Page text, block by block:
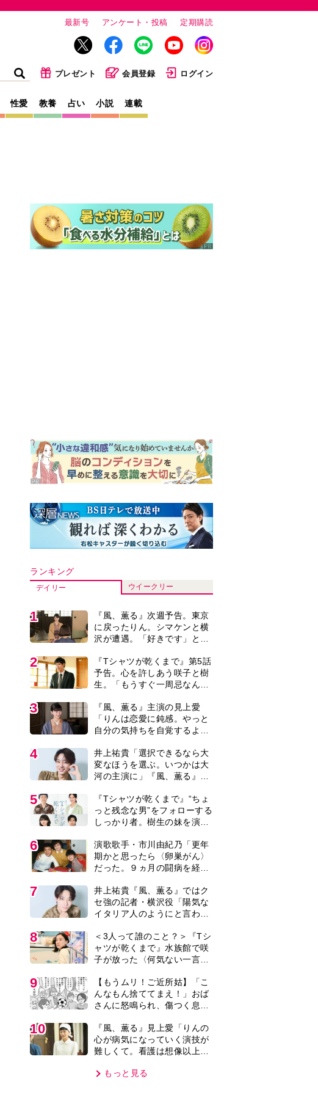
最新号 アンケート・投稿 定期購読
プレゼント 会員登録 ログイン
性愛 教養 占い 小説 連載
ランキング
デイリー ウイークリー
1
『風、薫る』次週予告。東京
に戻ったりん。シマケンと横
沢が遭遇。「好きです」と告
2
『Tシャツが乾くまで』第5話
予告。心を許しあう咲子と樹
生。「もうすぐ一周忌なんで
レあり＞
3
『風、薫る』主演の見上愛
「りんは恋愛に鈍感。やっと
自分の気持ちを自覚するよう
4
井上祐貴「選択できるなら大
変なほうを選ぶ。いつかは大
河の主演に」『風、薫る』で
5
『Tシャツが乾くまで』“ちょ
っと残念な男”をフォローする
しっかり者。樹生の妹を演じ
スト紹介＞
6
演歌歌手・市川由紀乃「更年
期かと思ったら〈卵巣がん〉
だった。９ヵ月の闘病を経て
紙を今も支えに」【2026上半
期BEST】
7
井上祐貴『風、薫る』ではク
セ強の記者・横沢役「陽気な
イタリア人のようにと言われ
8
＜3人って誰のこと？＞『Tシ
ャツが乾くまで』水族館で咲
子が放った〈何気ない一言〉
線？」「子どもの話だと…」
9
【もうムリ！ご近所姑】「こ
んなもん捨ててまえ！」おば
さんに怒鳴られ、傷つく息
【第3話】
10
『風、薫る』見上愛「りんの
心が病気になっていく演技が
難しくて。看護は想像以上に
もっと見る